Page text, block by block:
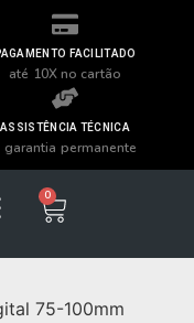
FACILITADO
até 10X no cartão
ASSISTÊNCIA TÉCNICA
garantia permanente
0
75-100mm